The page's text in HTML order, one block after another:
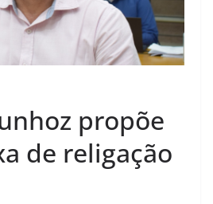
propõe
de religação